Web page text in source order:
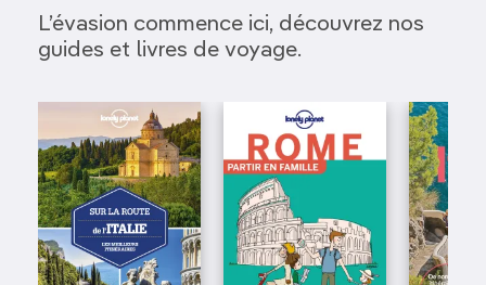
L’évasion commence ici, découvrez nos
guides et livres de voyage.